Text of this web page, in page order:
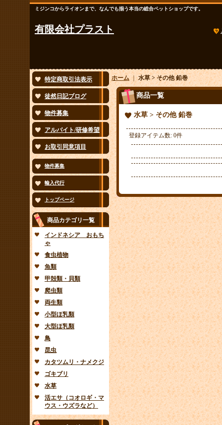
ミジンコからライオンまで、なんでも揃う本当の総合ペットショップです。
有限会社プラスト
特定商取引法表示
徒然日記ブログ
物件募集
アルバイト/研修希望
お取引同意項目
物件募集
輸入代行
トップページ
商品カテゴリ一覧
インドネシア おもち
ゃ
食虫植物
魚類
甲殻類・貝類
爬虫類
両生類
小型ほ乳類
大型ほ乳類
鳥
昆虫
カタツムリ・ナメクジ
ゴキブリ
水草
活エサ（コオロギ・マ
ウス・ウズラなど）
ホーム｜水草 > その他 鉛巻
商品一覧
水草 > その他 鉛巻
登録アイテム数: 0件